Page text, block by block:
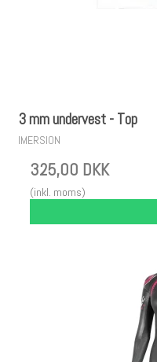
3 mm undervest - Top
IMERSION
325,00 DKK
(inkl. moms)